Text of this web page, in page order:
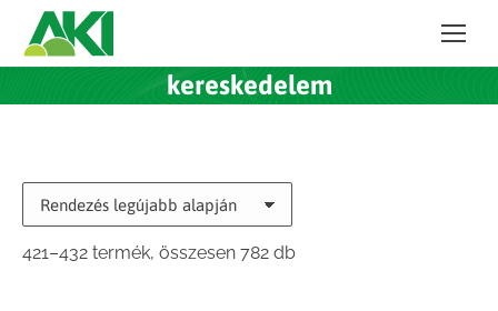
kereskedelem
421–432 termék, összesen 782 dbSorted